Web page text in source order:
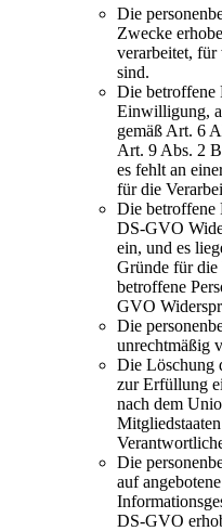
Die
Zwecke
verarbeitet,
sind.
Die betroffene
Einwilligung,
gemäß Art. 6
Art. 9 Abs. 2
es fehlt an
für die
Die betroffene
DS-GVO
ein, und es
Gründe für die
betroffene
GVO
Die
unrechtmäßig
Die Löschung
zur Erfüllung
nach dem
Die
auf
DS-GVO